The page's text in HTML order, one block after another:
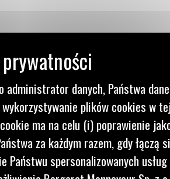
w tym płynu chłodzącego,
lub korozji, które mogłyby mieć
zalecany rodzaj płynu. Nigdy nie
administrator danych, Państwa dane
plików cookies w
ma na celu (i) poprawienie
za każdym razem, gdy łączą
spersonalizowanych usług